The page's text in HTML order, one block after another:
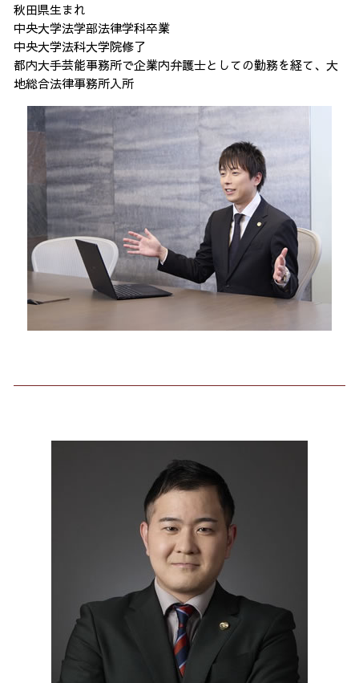
秋田県生まれ
中央大学法学部法律学科卒業
中央大学法科大学院修了
都内大手芸能事務所で企業内弁護士としての勤務を経て、大
地総合法律事務所入所